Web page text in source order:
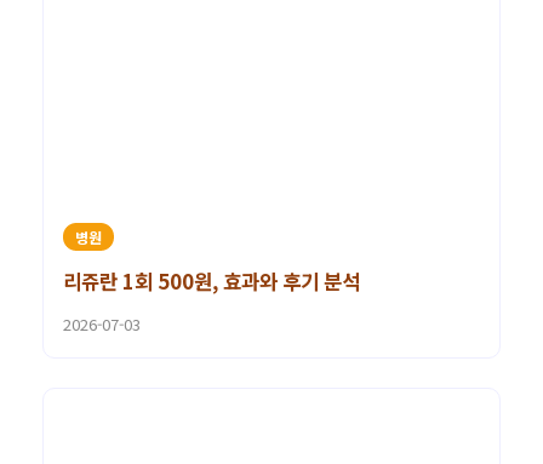
병원
리쥬란 1회 500원, 효과와 후기 분석
2026-07-03